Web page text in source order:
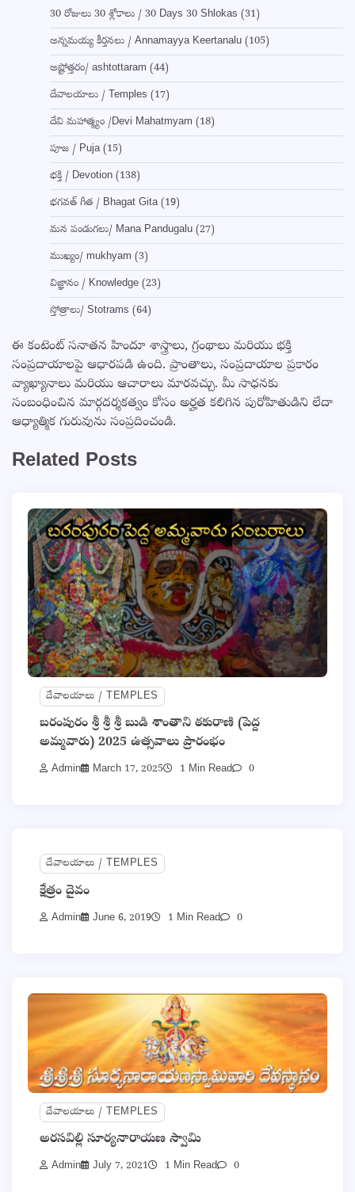
30 రోజులు 30 శ్లోకాలు / 30 Days 30 Shlokas (31)
అన్నమయ్య కీర్తనలు / Annamayya Keertanalu (105)
అష్టోత్తరం/ ashtottaram (44)
దేవాలయాలు / Temples (17)
దేవి మహాత్మ్యం /Devi Mahatmyam (18)
పూజ / Puja(15)
భక్తి / Devotion (138)
భగవత్ గీత / Bhagat Gita(19)
మన పండుగలు/ Mana Pandugalu (27)
ముఖ్యం/ mukhyam (3)
విజ్ఞానం / Knowledge (23)
స్తోత్రాలు/ Stotrams (64)
ఈ కంటెంట్ సనాతన హిందూ శాస్త్రాలు, గ్రంథాలు మరియు భక్తి
సంప్రదాయాలపై ఆధారపడి ఉంది. ప్రాంతాలు, సంప్రదాయాల ప్రకారం
వ్యాఖ్యానాలు మరియు ఆచారాలు మారవచ్చు. మీ సాధనకు
సంబంధించిన మార్గదర్శకత్వం కోసం అర్హత కలిగిన పురోహితుడిని లేదా
ఆధ్యాత్మిక గురువును సంప్రదించండి.
Related Posts
దేవాలయాలు / TEMPLES
బరంపురం శ్రీ శ్రీ శ్రీ బుడి శాంతాని ఠకురాణి (పెద్ద
అమ్మవారు) 2025 ఉత్సవాలు ప్రారంభం
Admin March 17, 2025 1 Min Read 0
దేవాలయాలు / TEMPLES
క్షేత్రం దైవం
Admin June 6, 2019 1 Min Read 0
దేవాలయాలు / TEMPLES
అరసవిల్లి సూర్యనారాయణ స్వామి
Admin July 7, 2021 1 Min Read 0